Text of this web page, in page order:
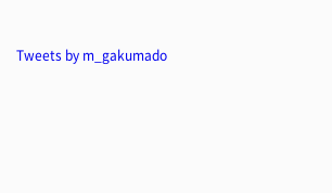
Tweets by m_gakumado